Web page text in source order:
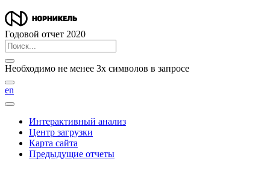
Годовой отчет 2020
Необходимо не менее 3х символов в запросе
en
Интерактивный анализ
Центр загрузки
Карта сайта
Предыдущие отчеты